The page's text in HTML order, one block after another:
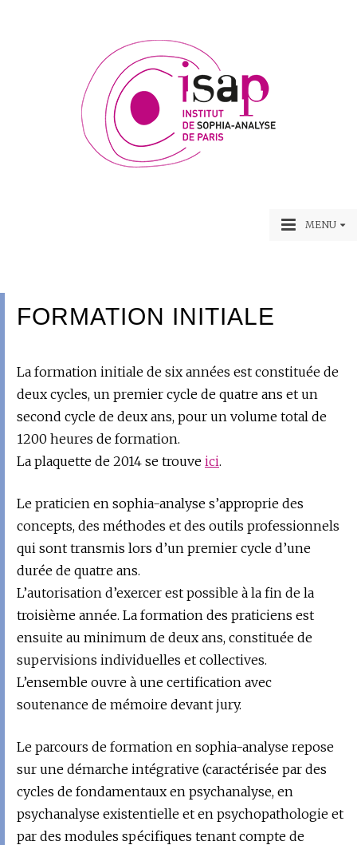
MENU
FORMATION INITIALE
La formation initiale de six années est constituée de
deux cycles, un premier cycle de quatre ans et un
second cycle de deux ans, pour un volume total de
1200 heures de formation.
La plaquette de 2014 se trouve ici.
Le praticien en sophia-analyse s’approprie des
concepts, des méthodes et des outils professionnels
qui sont transmis lors d’un premier cycle d’une
durée de quatre ans.
L’autorisation d’exercer est possible à la fin de la
troisième année. La formation des praticiens est
ensuite au minimum de deux ans, constituée de
supervisions individuelles et collectives.
L’ensemble ouvre à une certification avec
soutenance de mémoire devant jury.
Le parcours de formation en sophia-analyse repose
sur une démarche intégrative (caractérisée par des
cycles de fondamentaux en psychanalyse, en
psychanalyse existentielle et en psychopathologie et
par des modules spécifiques tenant compte de